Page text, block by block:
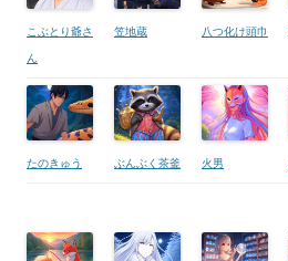
こぶとり爺さ
ん
笠地蔵 八つ化け頭巾
たのきゅう ぶんぶく茶釜 火男